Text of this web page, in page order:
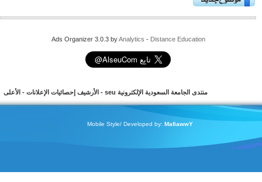
Ads Organizer 3.0.3 byAnalytics -Distance Education
منتدى الجامعة السعودية الإلكترونية seu - الأرشيف إحصائيات الإعلانات- الأعلى
Mobile Style/ Developed by:MafiawwY